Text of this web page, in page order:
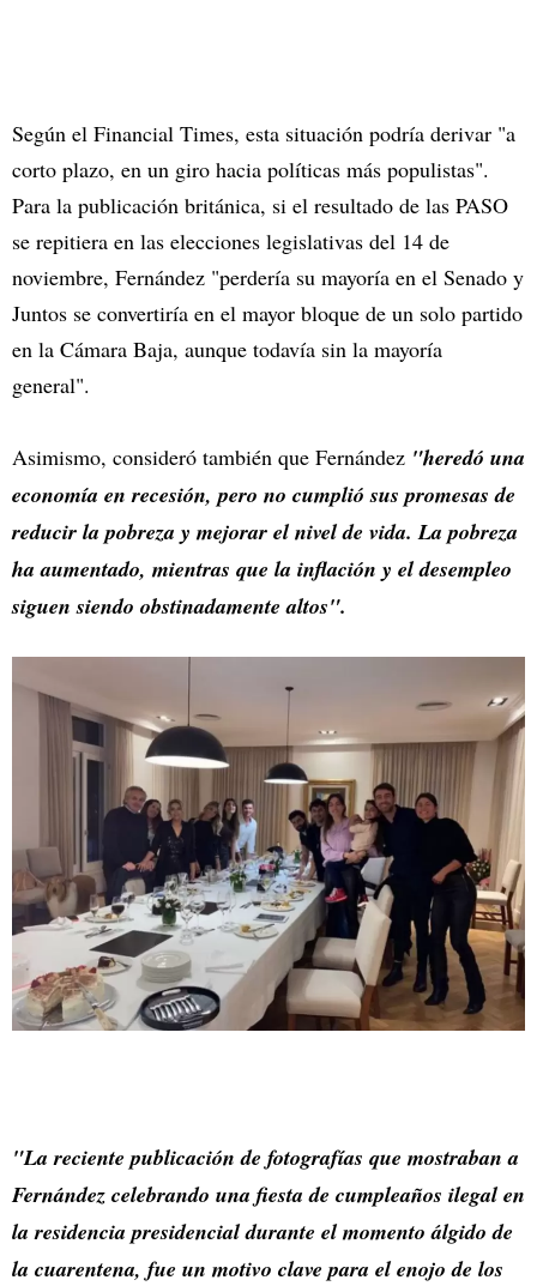
Según el Financial Times, esta situación podría derivar "a
corto plazo, en un giro hacia políticas más populistas".
Para la publicación británica, si el resultado de las PASO
se repitiera en las elecciones legislativas del 14 de
noviembre, Fernández "perdería su mayoría en el Senado y
Juntos se convertiría en el mayor bloque de un solo partido
en la Cámara Baja, aunque todavía sin la mayoría
general".
Asimismo, consideró también que Fernández "heredó una
economía en recesión, pero no cumplió sus promesas de
reducir la pobreza y mejorar el nivel de vida. La pobreza
ha aumentado, mientras que la inflación y el desempleo
siguen siendo obstinadamente altos".
"La reciente publicación de fotografías que mostraban a
Fernández celebrando una fiesta de cumpleaños ilegal en
la residencia presidencial durante el momento álgido de
la cuarentena, fue un motivo clave para el enojo de los